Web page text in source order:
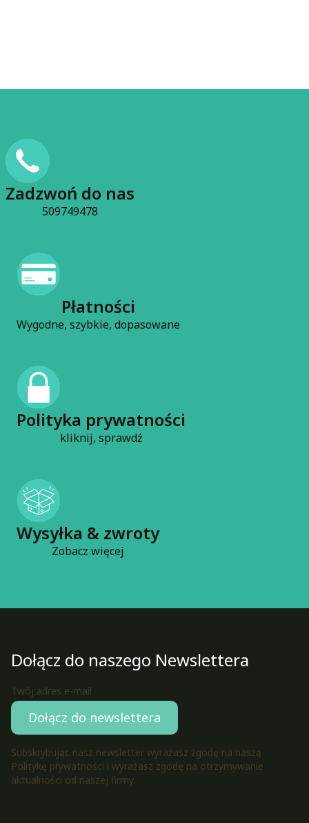
Zadzwoń do nas
509749478
Płatności
Wygodne, szybkie, dopasowane
Polityka prywatności
kliknij, sprawdź
Wysyłka & zwroty
Zobacz więcej
Dołącz do naszego Newslettera
Twój adres e-mail
Dołącz do newslettera
Subskrybując nasz newsletter wyrażasz zgodę na naszą
Politykę prywatności i wyrażasz zgodę na otrzymywanie
aktualności od naszej firmy.